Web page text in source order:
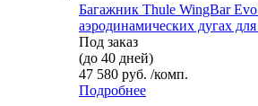
Багажник Thule WingBar
аэродинамических дугах
Под заказ
(до 40 дней)
47 580 руб. /комп.
Подробнее